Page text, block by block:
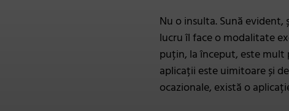
Nu o insulta. Sună
lucru îl face o modalitate
puțin, la început, este mult
aplicații este uimitoare și
ocazionale, există o